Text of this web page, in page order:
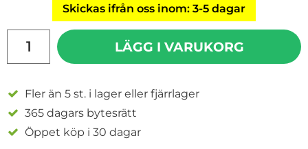
Skickas ifrån oss inom: 3-5 dagar
LÄGG I VARUKORG
Fler än 5 st. i lager eller fjärrlager
365 dagars bytesrätt
Öppet köp i 30 dagar